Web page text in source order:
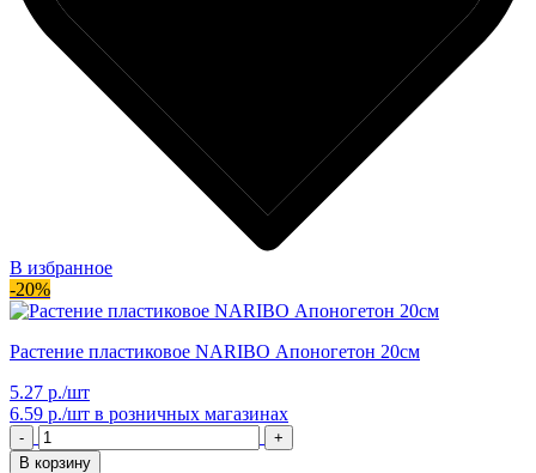
В избранное
-20%
Растение пластиковое NARIBO Апоногетон 20см
5.27 р./шт
6.59 р./шт в розничных магазинах
-
+
В корзину